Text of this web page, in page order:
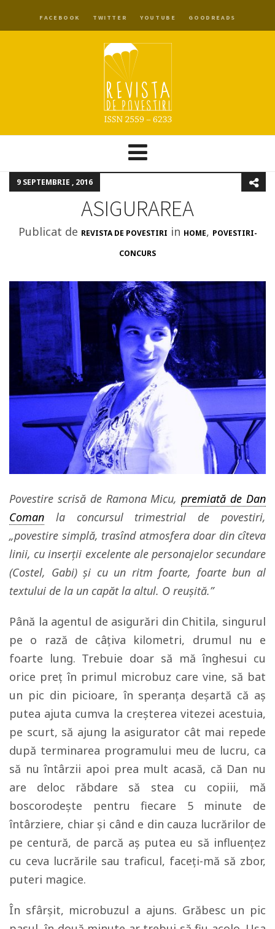
FACEBOOK TWITTER YOUTUBE GOODREADS
9 SEPTEMBRIE , 2016
ASIGURAREA
Publicat de REVISTA DE POVESTIRI in HOME, POVESTIRI-
CONCURS
Povestire scrisă de Ramona Micu,premiată de Dan
Coman la concursul trimestrial de povestiri,
„povestire simplă, trasînd atmosfera doar din cîteva
linii, cu inserții excelente ale personajelor secundare
(Costel, Gabi) și cu un ritm foarte, foarte bun al
textului de la un capăt la altul. O reușită.”
Până la agentul de asigurări din Chitila, singurul
pe o rază de câţiva kilometri, drumul nu e
foarte lung. Trebuie doar să mă înghesui cu
orice preţ în primul microbuz care vine, să bat
un pic din picioare, în speranţa deşartă că aş
putea ajuta cumva la creşterea vitezei acestuia,
pe scurt, să ajung la asigurator cât mai repede
după terminarea programului meu de lucru, ca
să nu întârzii apoi prea mult acasă, că Dan nu
are deloc răbdare să stea cu copiii, mă
boscorodeşte pentru fiecare 5 minute de
întârziere, chiar şi când e din cauza lucrărilor de
pe centură, de parcă aş putea eu să influenţez
cu ceva lucrările sau traficul, faceţi-mă să zbor,
puteri magice.
În sfârşit, microbuzul a ajuns. Grăbesc un pic